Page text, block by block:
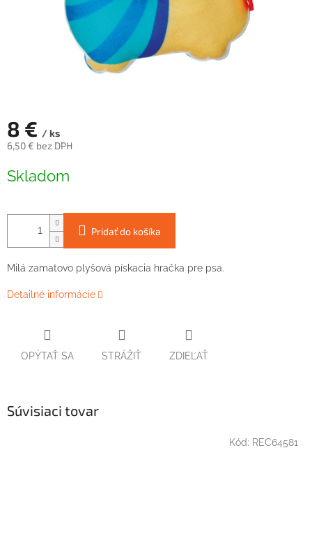
8 € / ks
6,50 € bez DPH
cena:
Skladom
Pridať do košíka
Milá zamatovo plyšová pískacia hračka pre psa.
Detailné informácie
OPÝTAŤ SA STRÁŽIŤ ZDIEĽAŤ
Súvisiaci tovar
Kód: REC64581